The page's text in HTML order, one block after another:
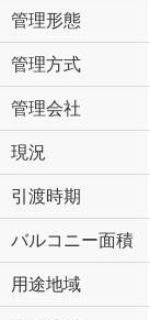
管理形態
管理方式
管理会社
現況
引渡時期
バルコニー面積
用途地域